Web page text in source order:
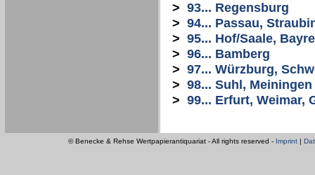
> 93... Regensburg
> 94... Passau,
> 95... Hof/Saale,
> 96... Bamberg
> 97... Würzburg,
> 98... Suhl, Meiningen
> 99... Erfurt, Weimar,
© Benecke & Rehse Wertpapierantiquariat - All rights reserved - Imprint |